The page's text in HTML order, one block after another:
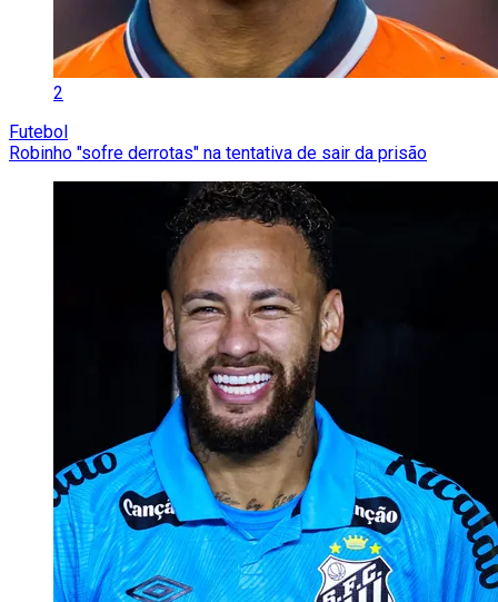
2
Futebol
Robinho "sofre derrotas" na tentativa de sair da prisão